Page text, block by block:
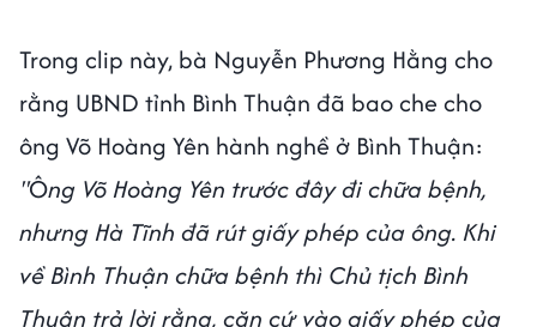
Trong clip này, bà Nguyễn Phương Hằng cho
rằng UBND tỉnh Bình Thuận đã bao che cho
ông Võ Hoàng Yên hành nghề ở Bình Thuận:
"Ông Võ Hoàng Yên trước đây đi chữa bệnh,
nhưng Hà Tĩnh đã rút giấy phép của ông. Khi
về Bình Thuận chữa bệnh thì Chủ tịch Bình
Thuận trả lời rằng, căn cứ vào giấy phép của